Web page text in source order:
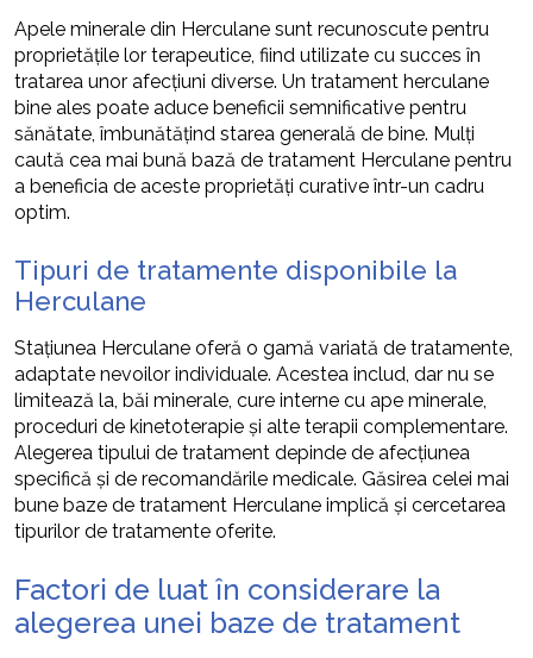
Apele minerale din Herculane sunt recunoscute pentru
proprietățile lor terapeutice, fiind utilizate cu succes în
tratarea unor afecțiuni diverse. Un tratament herculane
bine ales poate aduce beneficii semnificative pentru
sănătate, îmbunătățind starea generală de bine. Mulți
caută cea mai bună bază de tratament Herculane pentru
a beneficia de aceste proprietăți curative într-un cadru
optim.
Tipuri de tratamente disponibile la
Herculane
Stațiunea Herculane oferă o gamă variată de tratamente,
adaptate nevoilor individuale. Acestea includ, dar nu se
limitează la, băi minerale, cure interne cu ape minerale,
proceduri de kinetoterapie și alte terapii complementare.
Alegerea tipului de tratament depinde de afecțiunea
specifică și de recomandările medicale. Găsirea celei mai
bune baze de tratament Herculane implică și cercetarea
tipurilor de tratamente oferite.
Factori de luat în considerare la
alegerea unei baze de tratament